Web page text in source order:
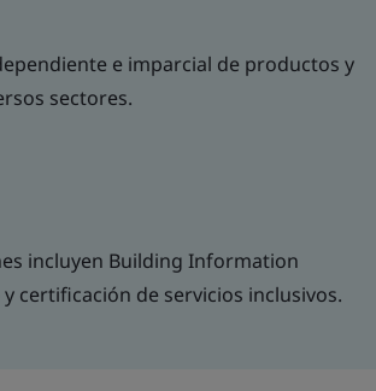
e imparcial de productos y
sectores.
incluyen Building Information
certificación de servicios inclusivos.